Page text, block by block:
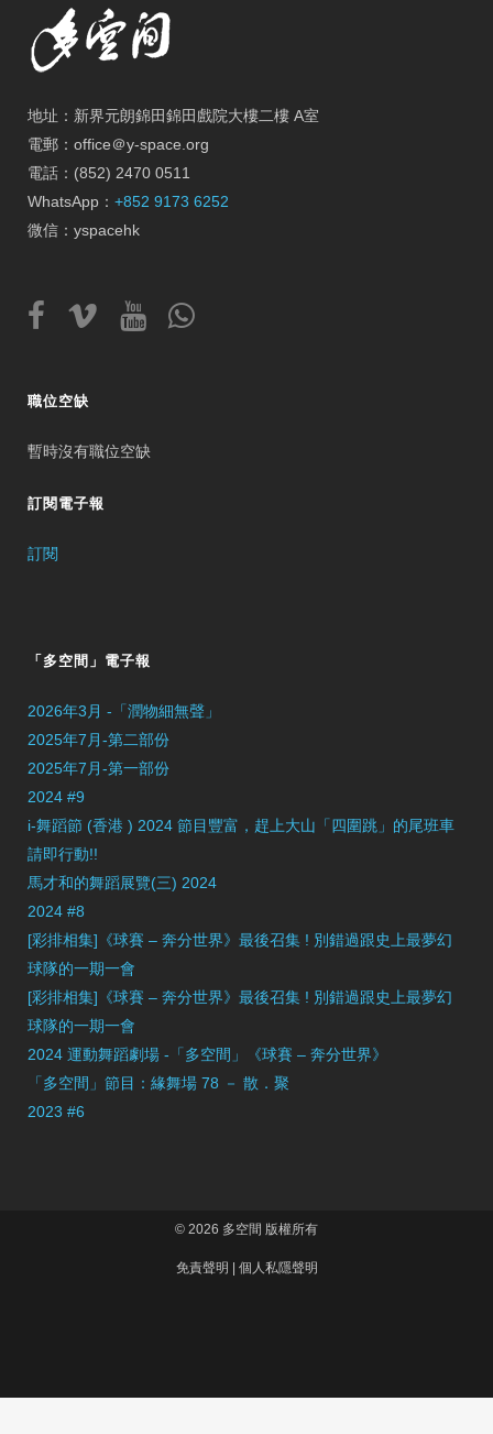
地址：新界元朗錦田錦田戲院大樓二樓 A室
電郵：office＠y-space.org
電話：(852) 2470 0511
WhatsApp： +852 9173 6252
微信：yspacehk
職位空缺
暫時沒有職位空缺
訂閱電子報
訂閱
「多空間」電子報
2026年3月 -「潤物細無聲」
2025年7月-第二部份
2025年7月-第一部份
2024 #9
i-舞蹈節 (香港 ) 2024 節目豐富，趕上大山「四圍跳」的尾班車
請即行動!!
馬才和的舞蹈展覽(三) 2024
2024 #8
[彩排相集]《球賽 – 奔分世界》最後召集 ! 別錯過跟史上最夢幻
球隊的一期一會
[彩排相集]《球賽 – 奔分世界》最後召集 ! 別錯過跟史上最夢幻
球隊的一期一會
2024 運動舞蹈劇場 -「多空間」《球賽 – 奔分世界》
「多空間」節目：緣舞場 78 － 散．聚
2023 #6
© 2026 多空間 版權所有
免責聲明 個人私隱聲明